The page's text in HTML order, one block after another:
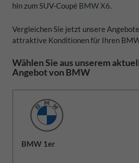
hin zum SUV-Coupé BMW X6
Vergleichen Sie jetzt unsere
attraktive Konditionen für Ihren
Wählen Sie aus unserem
Angebot von BMW
BMW 1er